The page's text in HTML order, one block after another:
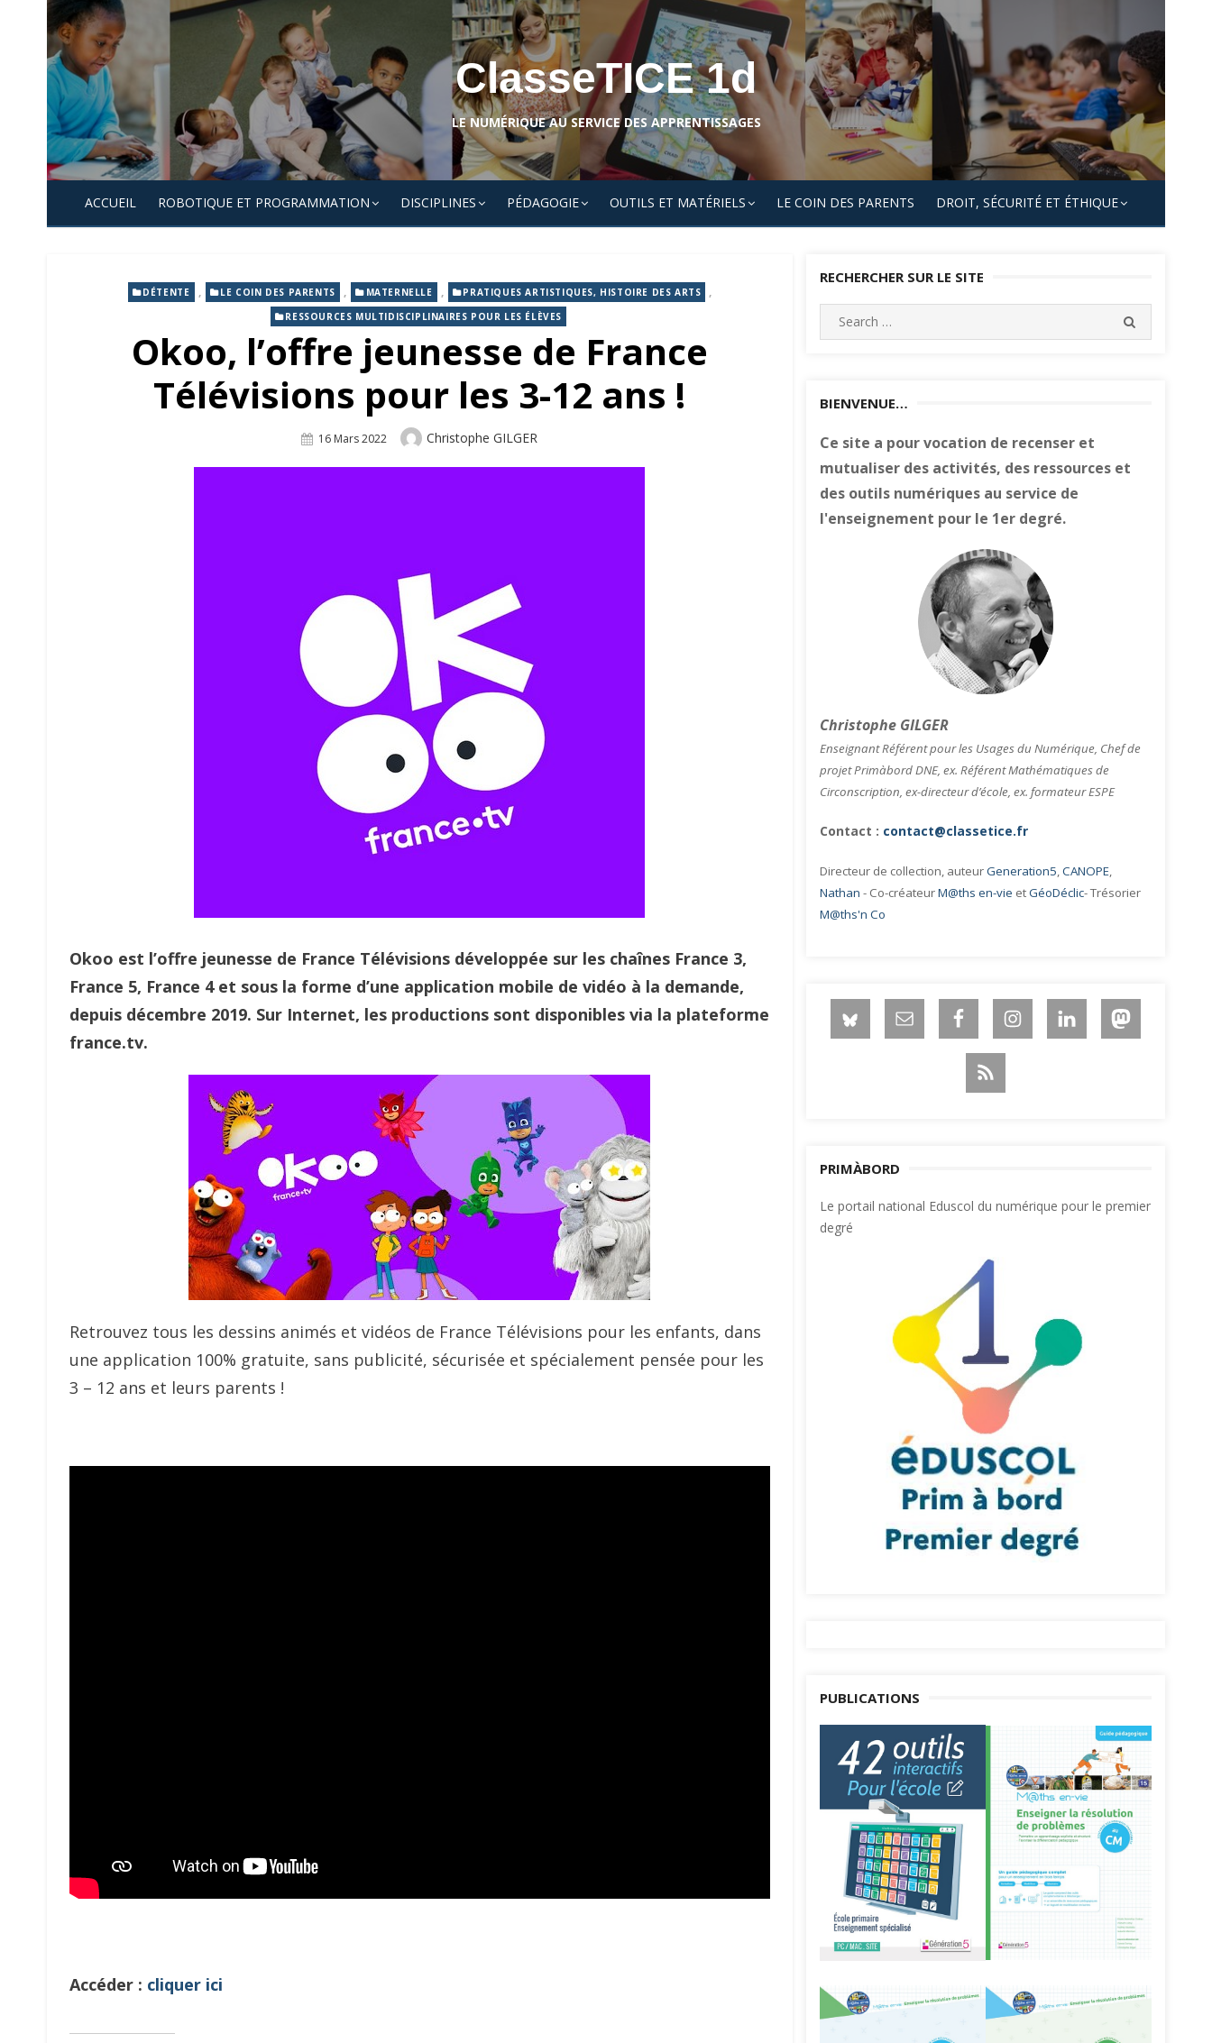
Skip
to
content
ClasseTICE 1d
LE NUMÉRIQUE AU SERVICE DES APPRENTISSAGES
ACCUEIL ROBOTIQUE ET PROGRAMMATION DISCIPLINES PÉDAGOGIE OUTILS ET MATÉRIELS LE COIN DES PARENTS DROIT, SÉCURITÉ ET ÉTHIQUE
DÉTENTE , LE COIN DES PARENTS , MATERNELLE , PRATIQUES ARTISTIQUES, HISTOIRE DES ARTS ,
RESSOURCES MULTIDISCIPLINAIRES POUR LES ÉLÈVES
Okoo, l’offre jeunesse de France
Télévisions pour les 3-12 ans !
Posted
16 Mars 2022 Author
Christophe GILGER
Okoo est l’offre jeunesse de France Télévisions développée sur les chaînes France 3,
France 5, France 4 et sous la forme d’une application mobile de vidéo à la demande,
depuis décembre 2019. Sur Internet, les productions sont disponibles via la plateforme
france.tv.
Retrouvez tous les dessins animés et vidéos de France Télévisions pour les enfants, dans
une application 100% gratuite, sans publicité, sécurisée et spécialement pensée pour les
3 – 12 ans et leurs parents !
Accéder : cliquer ici
RECHERCHER SUR LE SITE
Search
for:
BIENVENUE…
Ce site a pour vocation de recenser et
mutualiser des activités, des ressources et
des outils numériques au service de
l'enseignement pour le 1er degré.
Christophe GILGER
Enseignant Référent pour les Usages du Numérique, Chef de
projet Primàbord DNE, ex. Référent Mathématiques de
Circonscription, ex-directeur d’école, ex. formateur ESPE
Contact : contact@classetice.fr
Directeur de collection, auteurGeneration5,CANOPE,
Nathan - Co-créateurM@ths en-vie etGéoDéclic- Trésorier
M@ths'n Co
PRIMÀBORD
Le portail national Eduscol du numérique pour le premier
degré
PUBLICATIONS